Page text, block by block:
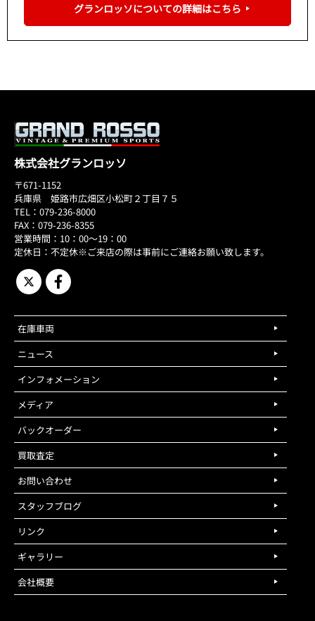
グランロッソについての詳細はこちら
株式会社グランロッソ
〒671-1152
兵庫県 姫路市広畑区小松町２丁目７５
TEL：079-236-8000
FAX：079-236-8355
営業時間：10：00～19：00
定休日：不定休※ご来店の際は事前にご連絡お願い致します。
在庫車両
ニュース
インフォメーション
メディア
バックオーダー
買取査定
お問い合わせ
スタッフブログ
リンク
ギャラリー
会社概要